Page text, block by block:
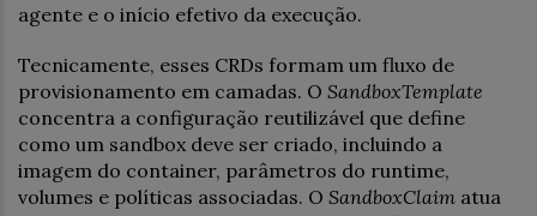
agente e o início efetivo da execução.
Tecnicamente, esses CRDs formam um fluxo de
provisionamento em camadas. O SandboxTemplate
concentra a configuração reutilizável que define
como um sandbox deve ser criado, incluindo a
imagem do container, parâmetros do runtime,
volumes e políticas associadas. O SandboxClaim atua